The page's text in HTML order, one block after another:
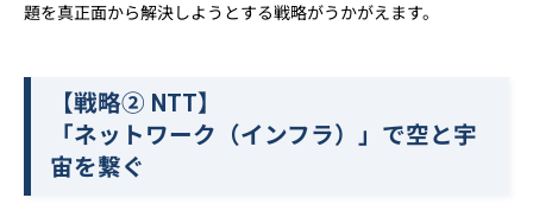
題を真正面から解決しようとする戦略がうかがえます。
【戦略② NTT】
「ネットワーク（インフラ）」で空と宇
宙を繋ぐ